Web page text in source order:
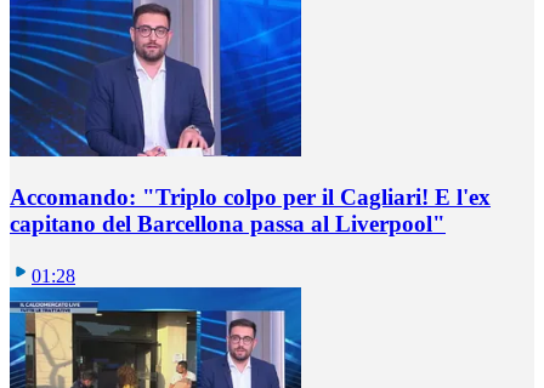
Accomando: "Triplo colpo per il Cagliari! E l'ex
capitano del Barcellona passa al Liverpool"
01:28